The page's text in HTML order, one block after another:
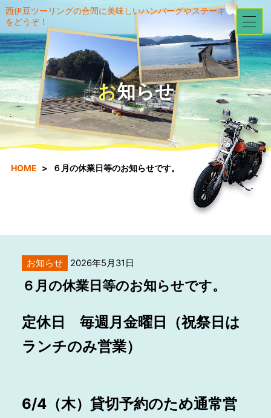
西伊豆ツーリングの合間に美味しいハンバーグやステーキ
をどうぞ！
お知らせ
HOME ６月の休業日等のお知らせです。
お知らせ 2026年5月31日
６月の休業日等のお知らせです。
定休日 毎週月金曜日（祝祭日は
ランチのみ営業）
6/4（木）貸切予約のため通常営